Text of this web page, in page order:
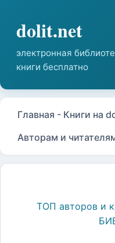
Главная - Книги на
Авторам и
ТОП авторов и